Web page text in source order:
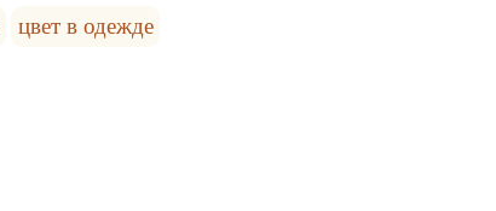
цвет в одежде